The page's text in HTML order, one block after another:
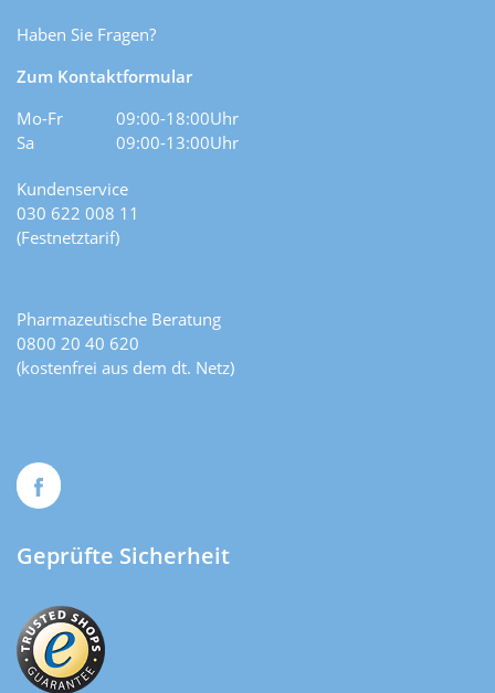
Haben Sie Fragen?
Zum Kontaktformular
Mo-Fr
09:00-18:00Uhr
Sa
09:00-13:00Uhr
Kundenservice
030 622 008 11
(Festnetztarif)
Pharmazeutische Beratung
0800 20 40 620
(kostenfrei aus dem dt. Netz)
Geprüfte Sicherheit